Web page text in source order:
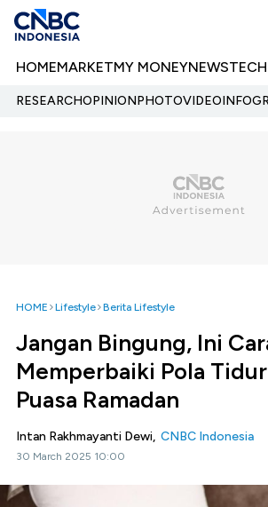
HOMEMARKETMY MONEYNEWSTECH
RESEARCHOPINIONPHOTOVIDEO
HOME Lifestyle Berita Lifestyle
Jangan Bingung, Ini
Memperbaiki Pola
Puasa Ramadan
Intan Rakhmayanti Dewi, CNBC Indonesia
30 March 2025 10:00